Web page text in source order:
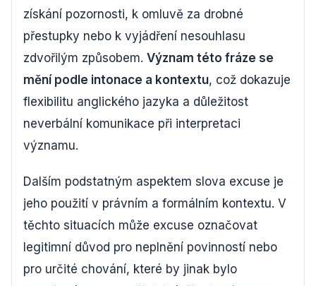
získání pozornosti, k omluvě za drobné
přestupky nebo k vyjádření nesouhlasu
zdvořilým způsobem. Význam této fráze se
mění podle intonace a kontextu, což dokazuje
flexibilitu anglického jazyka a důležitost
neverbální komunikace při interpretaci
významu.
Dalším podstatným aspektem slova excuse je
jeho použití v právním a formálním kontextu. V
těchto situacích může excuse označovat
legitimní důvod pro neplnění povinností nebo
pro určité chování, které by jinak bylo